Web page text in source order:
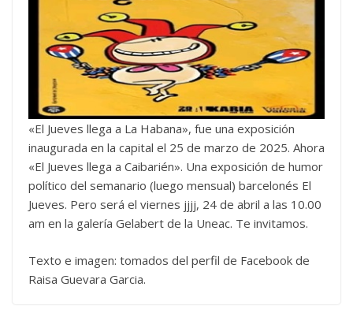
«El Jueves llega a La Habana», fue una exposición
inaugurada en la capital el 25 de marzo de 2025. Ahora
«El Jueves llega a Caibarién». Una exposición de humor
político del semanario (luego mensual) barcelonés El
Jueves. Pero será el viernes jjjj, 24 de abril a las 10.00
am en la galería Gelabert de la Uneac. Te invitamos.
Texto e imagen: tomados del perfil de Facebook de
Raisa Guevara Garcia.